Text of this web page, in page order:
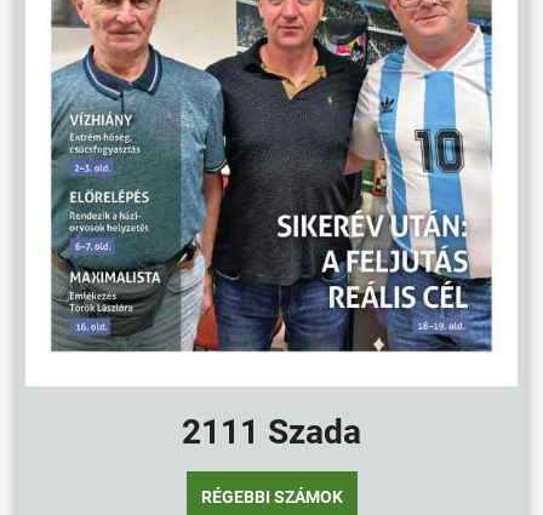
2111 Szada
RÉGEBBI SZÁMOK